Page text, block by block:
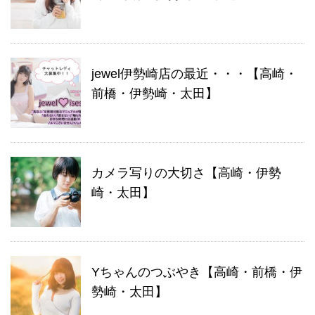
jewel伊勢崎店の最近・・・【高崎・
前橋・伊勢崎・太田】
カメラ写りの大切さ【高崎・伊勢
崎・太田】
Yちゃんのつぶやき【高崎・前橋・伊
勢崎・太田】